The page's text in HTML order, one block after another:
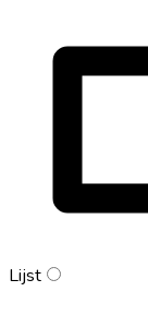
Lijst